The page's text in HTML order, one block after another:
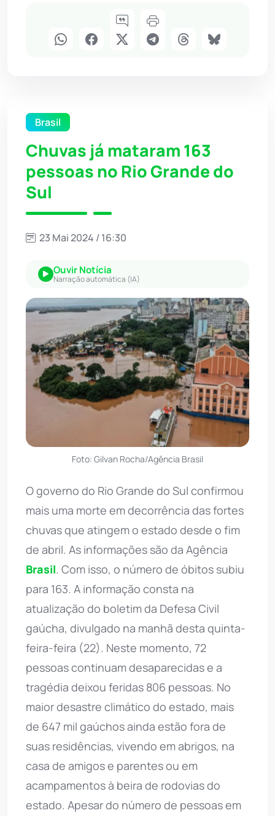
Brasil
Chuvas já mataram 163
pessoas no Rio Grande do
Sul
23 Mai 2024 / 16:30
Ouvir Notícia
Narração automática (IA)
Foto: Gilvan Rocha/Agência Brasil
O governo do Rio Grande do Sul confirmou
mais uma morte em decorrência das fortes
chuvas que atingem o estado desde o fim
de abril. As informações são da Agência
Brasil. Com isso, o número de óbitos subiu
para 163. A informação consta na
atualização do boletim da Defesa Civil
gaúcha, divulgado na manhã desta quinta-
feira-feira (22). Neste momento, 72
pessoas continuam desaparecidas e a
tragédia deixou feridas 806 pessoas. No
maior desastre climático do estado, mais
de 647 mil gaúchos ainda estão fora de
suas residências, vivendo em abrigos, na
casa de amigos e parentes ou em
acampamentos à beira de rodovias do
estado. Apesar do número de pessoas em